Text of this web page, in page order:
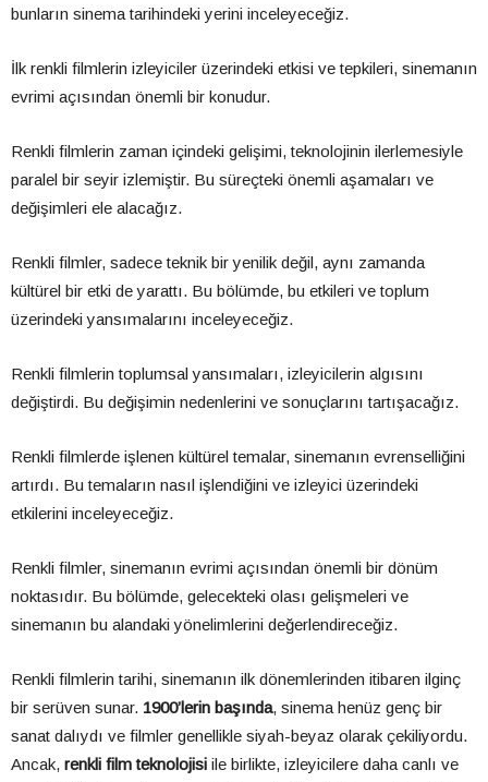
bunların sinema tarihindeki yerini inceleyeceğiz.
İlk renkli filmlerin izleyiciler üzerindeki etkisi ve tepkileri, sinemanın
evrimi açısından önemli bir konudur.
Renkli filmlerin zaman içindeki gelişimi, teknolojinin ilerlemesiyle
paralel bir seyir izlemiştir. Bu süreçteki önemli aşamaları ve
değişimleri ele alacağız.
Renkli filmler, sadece teknik bir yenilik değil, aynı zamanda
kültürel bir etki de yarattı. Bu bölümde, bu etkileri ve toplum
üzerindeki yansımalarını inceleyeceğiz.
Renkli filmlerin toplumsal yansımaları, izleyicilerin algısını
değiştirdi. Bu değişimin nedenlerini ve sonuçlarını tartışacağız.
Renkli filmlerde işlenen kültürel temalar, sinemanın evrenselliğini
artırdı. Bu temaların nasıl işlendiğini ve izleyici üzerindeki
etkilerini inceleyeceğiz.
Renkli filmler, sinemanın evrimi açısından önemli bir dönüm
noktasıdır. Bu bölümde, gelecekteki olası gelişmeleri ve
sinemanın bu alandaki yönelimlerini değerlendireceğiz.
Renkli filmlerin tarihi, sinemanın ilk dönemlerinden itibaren ilginç
bir serüven sunar. 1900’lerin başında, sinema henüz genç bir
sanat dalıydı ve filmler genellikle siyah-beyaz olarak çekiliyordu.
Ancak, renkli film teknolojisi ile birlikte, izleyicilere daha canlı ve